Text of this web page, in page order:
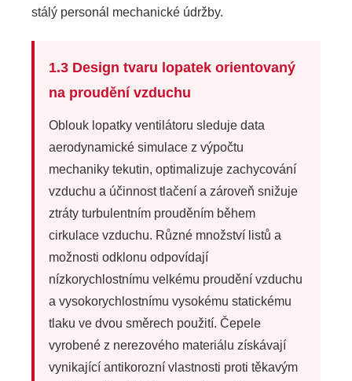
stálý personál mechanické údržby.
1.3 Design tvaru lopatek orientovaný
na proudění vzduchu
Oblouk lopatky ventilátoru sleduje data
aerodynamické simulace z výpočtu
mechaniky tekutin, optimalizuje zachycování
vzduchu a účinnost tlačení a zároveň snižuje
ztráty turbulentním prouděním během
cirkulace vzduchu. Různé množství listů a
možnosti odklonu odpovídají
nízkorychlostnímu velkému proudění vzduchu
a vysokorychlostnímu vysokému statickému
tlaku ve dvou směrech použití. Čepele
vyrobené z nerezového materiálu získávají
vynikající antikorozní vlastnosti proti těkavým